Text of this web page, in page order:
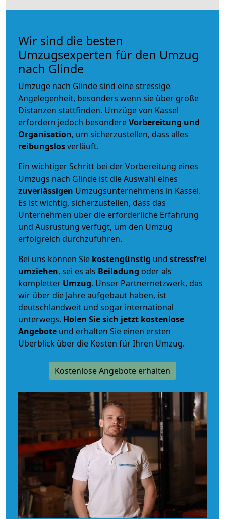
Wir sind die besten
Umzugsexperten für den Umzug
nach Glinde
Umzüge nach Glinde sind eine stressige
Angelegenheit, besonders wenn sie über große
Distanzen stattfinden. Umzüge von Kassel
erfordern jedoch besondereVorbereitung und
Organisation, um sicherzustellen, dass alles
reibungslosverläuft.
Ein wichtiger Schritt bei der Vorbereitung eines
Umzugs nach Glinde ist die Auswahl eines
zuverlässigen Umzugsunternehmens in Kassel.
Es ist wichtig, sicherzustellen, dass das
Unternehmen über die erforderliche Erfahrung
und Ausrüstung verfügt, um den Umzug
erfolgreich durchzuführen.
Bei uns können Sie kostengünstig und stressfrei
umziehen, sei es als Beiladung oder als
kompletter Umzug. Unser Partnernetzwerk, das
wir über die Jahre aufgebaut haben, ist
deutschlandweit und sogar international
unterwegs. Holen Sie sich jetzt kostenlose
Angebote und erhalten Sie einen ersten
Überblick über die Kosten für Ihren Umzug.
Kostenlose Angebote erhalten